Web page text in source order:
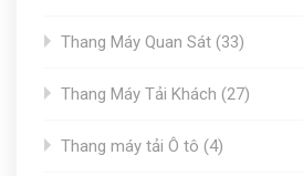
Thang Máy Quan Sát 3333
Thang Máy Tải Khách 2727
Thang máy tải Ô tô
44